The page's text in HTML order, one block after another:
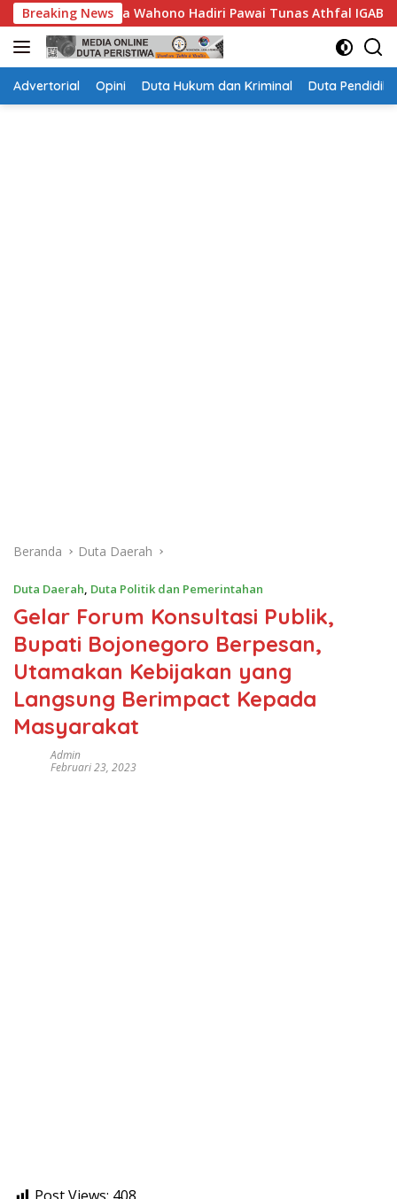
Langsung
ke
konten
Breaking News
Pawai Tunas Athfal IGABA, Tanamkan Kebersamaan
Advertorial Opini Duta Hukum dan Kriminal Duta
Beranda Duta Daerah
Duta Daerah, Duta Politik dan Pemerintahan
Gelar Forum Konsultasi Publik,
Bupati Bojonegoro Berpesan,
Utamakan Kebijakan yang
Langsung Berimpact Kepada
Masyarakat
Admin
Februari 23, 2023